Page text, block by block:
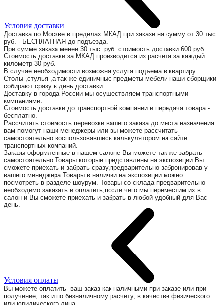
Условия доставки
Доставка по Москве в пределах МКАД при заказе на сумму от 30 тыс.
руб. - БЕСПЛАТНАЯ до подъезда.
При сумме заказа менее 30 тыс. руб. стоимость доставки 600 руб.
Стоимость доставки за МКАД производится из расчета за каждый
километр 30 руб.
В случае необходимости возможна услуга подъема в квартиру.
Столы ,стулья ,а так же единичные предметы мебели наши сборщики
собирают сразу в день доставки.
Доставку в города России мы осуществляем транспортными
компаниями:
Стоимость доставки до транспортной компании и передача товара -
бесплатно.
Рассчитать стоимость перевозки вашего заказа до места назначения
вам помогут наши менеджеры или вы можете рассчитать
самостоятельно воспользовавшись калькулятором на сайте
транспортных компаний.
Заказы оформленные в нашем салоне Вы можете так же забрать
самостоятельно.Товары которые представлены на экспозиции Вы
сможете приехать и забрать сразу,предварительно забронировав у
вашего менеджера.Товары в наличии на экспозиции можно
посмотреть в разделе шоурум. Товары со склада предварительно
необходимо заказать и оплатить,после чего мы переместим их в
салон и Вы сможете приехать и забрать в любой удобный для Вас
день.
Условия оплаты
Вы можете оплатить ваш заказ как наличными при заказе или при
получение, так и по безналичному расчету, в качестве физического
или юридического лица.